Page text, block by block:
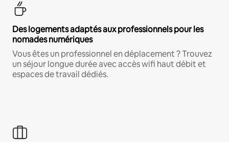
Des logements adaptés aux professionnels pour les
nomades numériques
Vous êtes un professionnel en déplacement ? Trouvez
un séjour longue durée avec accès wifi haut débit et
espaces de travail dédiés.